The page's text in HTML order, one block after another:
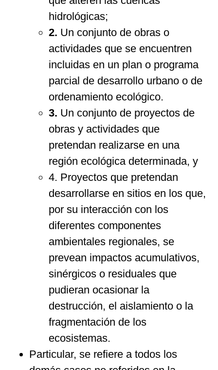
hidrológicas;
2. Un conjunto de obras o
actividades que se encuentren
incluidas en un plan o programa
parcial de desarrollo urbano o de
ordenamiento ecológico.
3. Un conjunto de proyectos de
obras y actividades que
pretendan realizarse en una
región ecológica determinada, y
4. Proyectos que pretendan
desarrollarse en sitios en los que,
por su interacción con los
diferentes componentes
ambientales regionales, se
prevean impactos acumulativos,
sinérgicos o residuales que
pudieran ocasionar la
destrucción, el aislamiento o la
fragmentación de los
ecosistemas.
Particular, se refiere a todos los